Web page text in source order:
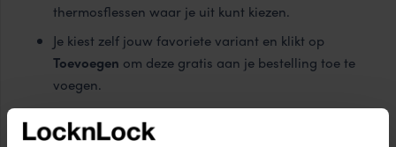
thermosflessen waar je uit kunt kiezen.
Je kiest zelf jouw favoriete variant en klikt op
Toevoegen om deze gratis aan je bestelling toe te
voegen.
Je hoeft geen code in te voeren – de actie werkt helemaal